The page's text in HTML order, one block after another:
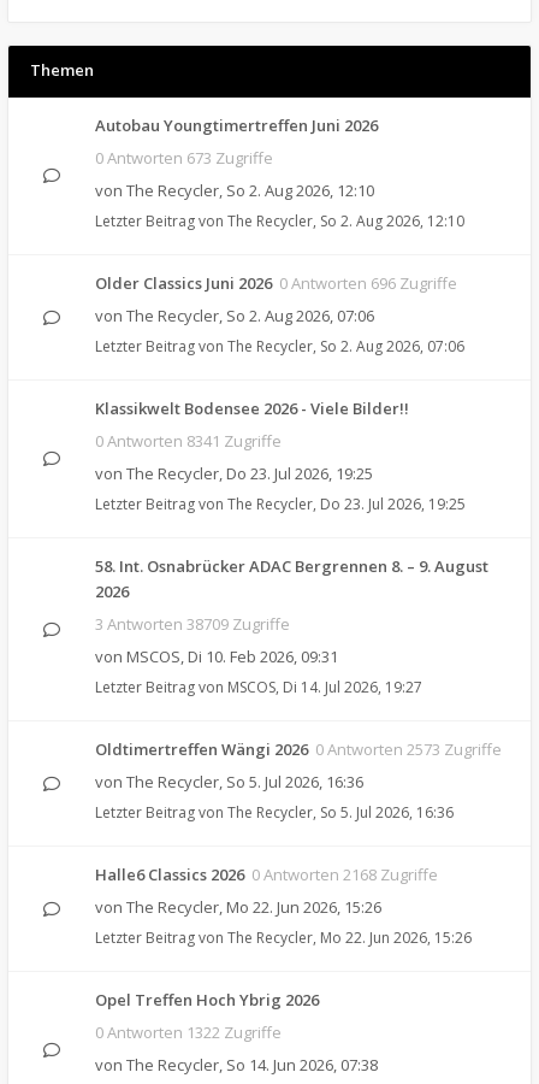
Themen
Autobau Youngtimertreffen Juni 2026
0 Antworten 673 Zugriffe
von The Recycler, So 2. Aug 2026, 12:10
Letzter Beitrag von The Recycler, So 2. Aug 2026, 12:10
Older Classics Juni 2026 0 Antworten 696 Zugriffe
von The Recycler, So 2. Aug 2026, 07:06
Letzter Beitrag von The Recycler, So 2. Aug 2026, 07:06
Klassikwelt Bodensee 2026 - Viele Bilder!!
0 Antworten 8341 Zugriffe
von The Recycler, Do 23. Jul 2026, 19:25
Letzter Beitrag von The Recycler, Do 23. Jul 2026, 19:25
58. Int. Osnabrücker ADAC Bergrennen 8. – 9. August
2026
3 Antworten 38709 Zugriffe
von MSCOS, Di 10. Feb 2026, 09:31
Letzter Beitrag von MSCOS, Di 14. Jul 2026, 19:27
Oldtimertreffen Wängi 2026 0 Antworten 2573 Zugriffe
von The Recycler, So 5. Jul 2026, 16:36
Letzter Beitrag von The Recycler, So 5. Jul 2026, 16:36
Halle6 Classics 2026 0 Antworten 2168 Zugriffe
von The Recycler, Mo 22. Jun 2026, 15:26
Letzter Beitrag von The Recycler, Mo 22. Jun 2026, 15:26
Opel Treffen Hoch Ybrig 2026
0 Antworten 1322 Zugriffe
von The Recycler, So 14. Jun 2026, 07:38